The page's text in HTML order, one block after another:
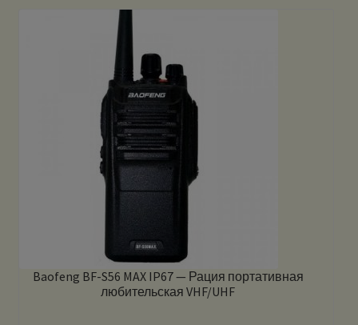
Baofeng BF-S56 MAX IP67 — Рация портативная
любительская VHF/UHF